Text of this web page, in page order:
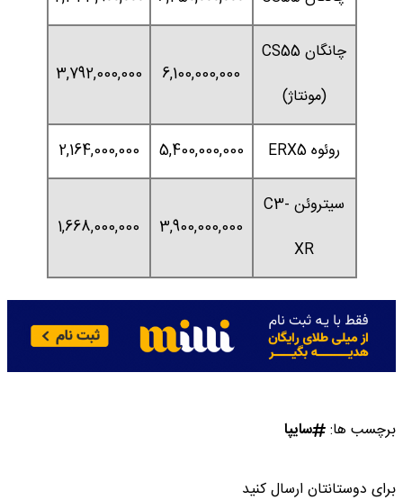
چانگان CS55
(مونتاژ)
6,100,000,000
3,792,000,000
روئوه ERX5 5,400,000,000
2,164,000,000
سیتروئن C3-
XR
3,900,000,000
1,668,000,000
برچسب ها: سایپا
برای دوستانتان ارسال کنید